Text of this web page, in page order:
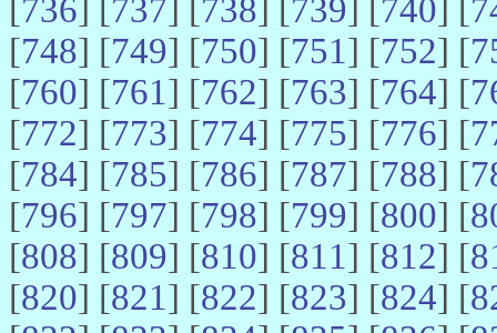
[736] [737] [738] [739] [740] [
[748] [749] [750] [751] [752] [
[760] [761] [762] [763] [764] [
[772] [773] [774] [775] [776] [
[784] [785] [786] [787] [788] [
[796] [797] [798] [799] [800] [
[808] [809] [810] [811] [812] [
[820] [821] [822] [823] [824] [